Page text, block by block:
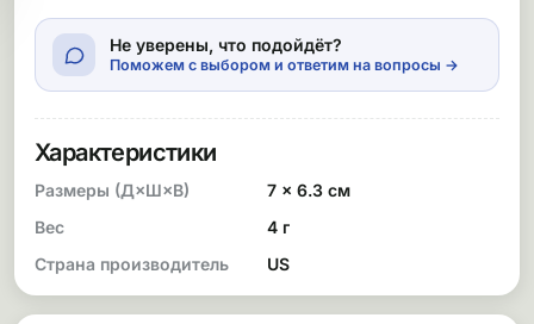
Не уверены, что подойдёт?
Поможем с выбором и ответим на вопросы →
Характеристики
Размеры (Д×Ш×В)
7 × 6.3 см
Вес
4 г
Страна производитель
US